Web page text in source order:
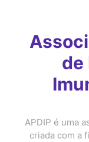
de
APDIP é uma
criada com a